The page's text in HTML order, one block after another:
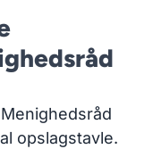
opslagstavle.